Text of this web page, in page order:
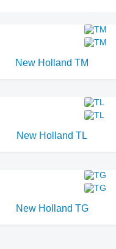
New Holland TM
New Holland TL
New Holland TG